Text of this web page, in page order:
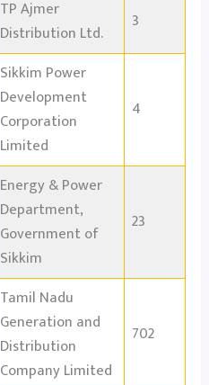
TP Ajmer
Distribution Ltd.
3
Sikkim Power
Development
Corporation
Limited
4
Energy & Power
Department,
Government of
Sikkim
23
Tamil Nadu
Generation and
Distribution
Company Limited
702